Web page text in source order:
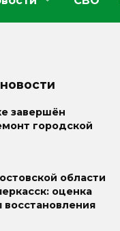
завершён
городской
области
оценка